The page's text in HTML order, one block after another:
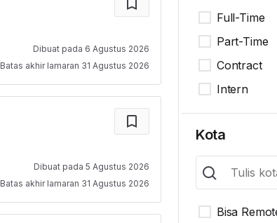
Dibuat pada 6 Agustus 2026
Batas akhir lamaran 31 Agustus 2026
Dibuat pada 5 Agustus 2026
Batas akhir lamaran 31 Agustus 2026
Full-Time
Part-Time
Contract
Intern
Kota
Bisa